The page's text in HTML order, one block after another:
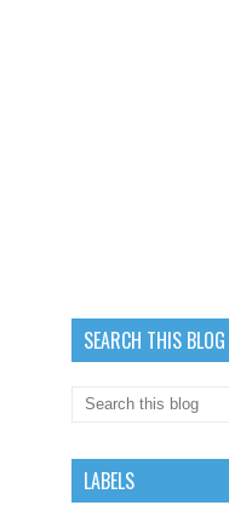
SEARCH THIS BLOG
LABELS